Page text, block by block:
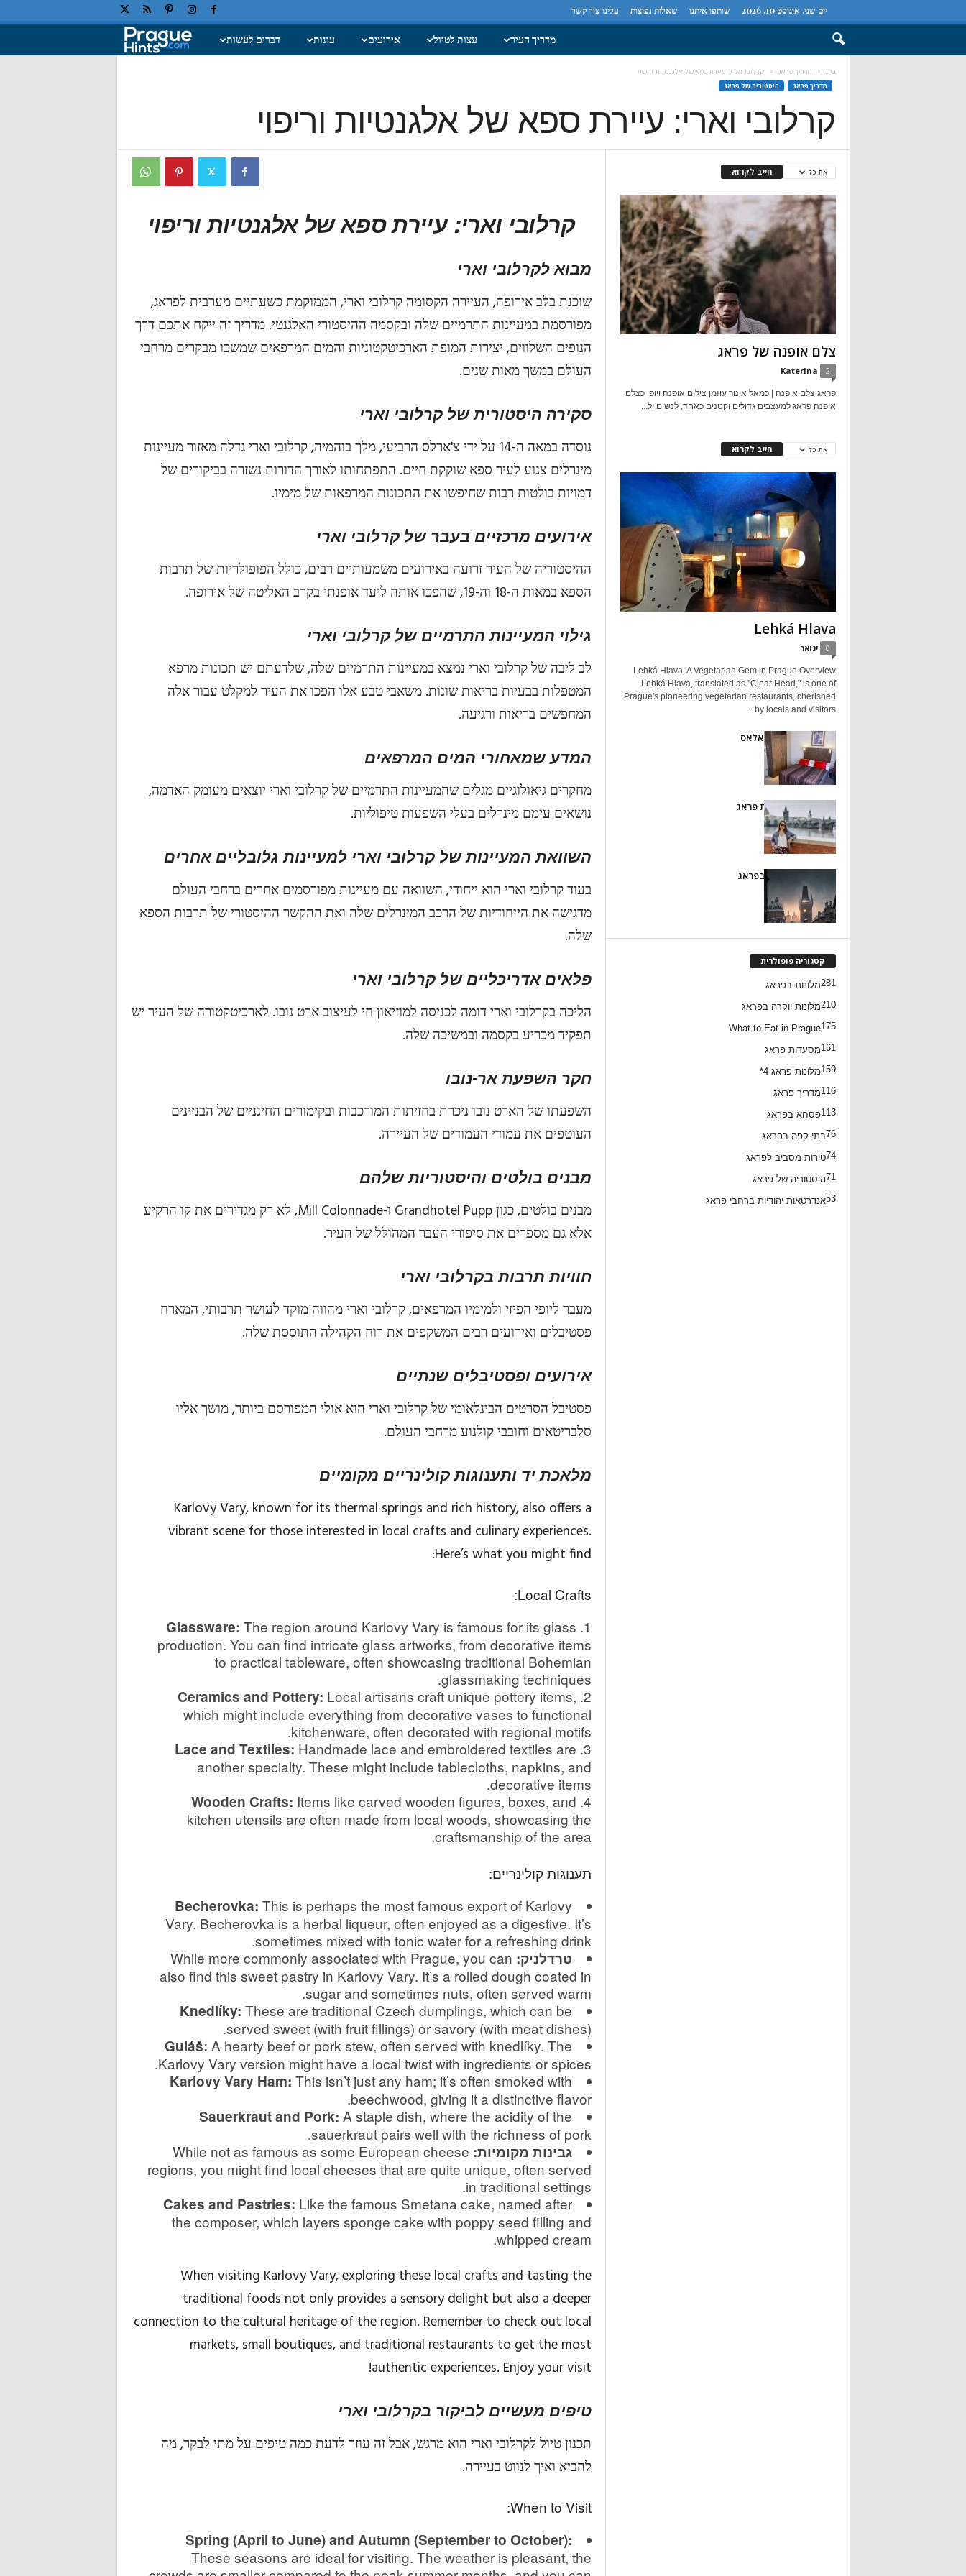
יום שני, אוגוסט 10, 2026 שותפו איתנו שאלות נפוצות עלינו צור קשר
דברים לעשות עונות אירועים עצות לטיול מדריך העיר
בית מדריך פראג קרלובי וארי: עיירת ספא של אלגנטיות וריפוי
מדריך פראג היסטוריה של פראג
קרלובי וארי: עיירת ספא של אלגנטיות וריפוי
קרלובי וארי: עיירת ספא של אלגנטיות וריפוי
מבוא לקרלובי וארי
שוכנת בלב אירופה, העיירה הקסומה קרלובי וארי, הממוקמת כשעתיים מערבית לפראג,
מפורסמת במעיינות התרמיים שלה ובקסמה ההיסטורי האלגנטי. מדריך זה ייקח אתכם דרך
הנופים השלווים, יצירות המופת הארכיטקטוניות והמים המרפאים שמשכו מבקרים מרחבי
העולם במשך מאות שנים.
סקירה היסטורית של קרלובי וארי
נוסדה במאה ה-14 על ידי צ'ארלס הרביעי, מלך בוהמיה, קרלובי וארי גדלה מאזור מעיינות
מינרלים צנוע לעיר ספא שוקקת חיים. התפתחותו לאורך הדורות נשזרה בביקורים של
דמויות בולטות רבות שחיפשו את התכונות המרפאות של מימיו.
אירועים מרכזיים בעבר של קרלובי וארי
ההיסטוריה של העיר זרועה באירועים משמעותיים רבים, כולל הפופולריות של תרבות
הספא במאות ה-18 וה-19, שהפכו אותה ליעד אופנתי בקרב האליטה של אירופה.
גילוי המעיינות התרמיים של קרלובי וארי
לב ליבה של קרלובי וארי נמצא במעיינות התרמיים שלה, שלדעתם יש תכונות מרפא
המטפלות בבעיות בריאות שונות. משאבי טבע אלו הפכו את העיר למקלט עבור אלה
המחפשים בריאות ורגיעה.
המדע שמאחורי המים המרפאים
מחקרים גיאולוגיים מגלים שהמעיינות התרמיים של קרלובי וארי יוצאים מעומק האדמה,
נושאים עימם מינרלים בעלי השפעות טיפוליות.
השוואת המעיינות של קרלובי וארי למעיינות גלובליים אחרים
בעוד קרלובי וארי הוא ייחודי, השוואה עם מעיינות מפורסמים אחרים ברחבי העולם
מדגישה את הייחודיות של הרכב המינרלים שלה ואת ההקשר ההיסטורי של תרבות הספא
שלה.
פלאים אדריכליים של קרלובי וארי
הליכה בקרלובי וארי דומה לכניסה למוזיאון חי לעיצוב ארט נובו. לארכיטקטורה של העיר יש
תפקיד מכריע בקסמה ובמשיכה שלה.
חקר השפעת אר-נובו
השפעתו של הארט נובו ניכרת בחזיתות המורכבות ובקימורים החינניים של הבניינים
העוטפים את עמודי העמודים של העיירה.
מבנים בולטים והיסטוריות שלהם
מבנים בולטים, כגון Grandhotel Pupp ו-Mill Colonnade, לא רק מגדירים את קו הרקיע
אלא גם מספרים את סיפורי העבר המהולל של העיר.
חוויות תרבות בקרלובי וארי
מעבר ליופי הפיזי ולמימיו המרפאים, קרלובי וארי מהווה מוקד לעושר תרבותי, המארח
פסטיבלים ואירועים רבים המשקפים את רוח הקהילה התוססת שלה.
אירועים ופסטיבלים שנתיים
פסטיבל הסרטים הבינלאומי של קרלובי וארי הוא אולי המפורסם ביותר, מושך אליו
סלבריטאים וחובבי קולנוע מרחבי העולם.
מלאכת יד ותענוגות קולינריים מקומיים
Karlovy Vary, known for its thermal springs and rich history, also offers a
vibrant scene for those interested in local crafts and culinary experiences.
Here’s what you might find:
Local Crafts:
Glassware: The region around Karlovy Vary is famous for its glass
production. You can find intricate glass artworks, from decorative items
to practical tableware, often showcasing traditional Bohemian
glassmaking techniques.
Ceramics and Pottery: Local artisans craft unique pottery items,
which might include everything from decorative vases to functional
kitchenware, often decorated with regional motifs.
Lace and Textiles: Handmade lace and embroidered textiles are
another specialty. These might include tablecloths, napkins, and
decorative items.
Wooden Crafts: Items like carved wooden figures, boxes, and
kitchen utensils are often made from local woods, showcasing the
craftsmanship of the area.
תענוגות קולינריים:
Becherovka: This is perhaps the most famous export of Karlovy
Vary. Becherovka is a herbal liqueur, often enjoyed as a digestive. It’s
sometimes mixed with tonic water for a refreshing drink.
טרדלניק: While more commonly associated with Prague, you can
also find this sweet pastry in Karlovy Vary. It’s a rolled dough coated in
sugar and sometimes nuts, often served warm.
Knedlíky: These are traditional Czech dumplings, which can be
served sweet (with fruit fillings) or savory (with meat dishes).
Guláš: A hearty beef or pork stew, often served with knedlíky. The
Karlovy Vary version might have a local twist with ingredients or spices.
Karlovy Vary Ham: This isn’t just any ham; it’s often smoked with
beechwood, giving it a distinctive flavor.
Sauerkraut and Pork: A staple dish, where the acidity of the
sauerkraut pairs well with the richness of pork.
גבינות מקומיות: While not as famous as some European cheese
regions, you might find local cheeses that are quite unique, often served
in traditional settings.
Cakes and Pastries: Like the famous Smetana cake, named after
the composer, which layers sponge cake with poppy seed filling and
whipped cream.
When visiting Karlovy Vary, exploring these local crafts and tasting the
traditional foods not only provides a sensory delight but also a deeper
connection to the cultural heritage of the region. Remember to check out local
markets, small boutiques, and traditional restaurants to get the most
authentic experiences. Enjoy your visit!
טיפים מעשיים לביקור בקרלובי וארי
תכנון טיול לקרלובי וארי הוא מרגש, אבל זה עוזר לדעת כמה טיפים על מתי לבקר, מה
להביא ואיך לנווט בעיירה.
When to Visit:
Spring (April to June) and Autumn (September to October):
These seasons are ideal for visiting. The weather is pleasant, the
חייב לקרוא את כל
צלם אופנה של פראג
Katerina 2
פראג צלם אופנה | כמאל אונור עוזמן צילום אופנה ויופי כצלם
אופנה פראג למעצבים גדולים וקטנים כאחד, לנשים ול...
חייב לקרוא את כל
Lehká Hlava
ינואר 0
Lehká Hlava: A Vegetarian Gem in Prague Overview
Lehká Hlava, translated as "Clear Head," is one of
Prague's pioneering vegetarian restaurants, cherished
by locals and visitors...
מלון EA קריסטל פאלאס
צלם נופש וחופשות פראג
סדנת צילום לילה בפראג
קטגוריה פופולרית
מלונות בפראג281
מלונות יוקרה בפראג210
What to Eat in Prague175
מסעדות פראג161
מלונות פראג 4*159
מדריך פראג116
פסחא בפראג113
בתי קפה בפראג76
טירות מסביב לפראג74
היסטוריה של פראג71
אנדרטאות יהודיות ברחבי פראג53